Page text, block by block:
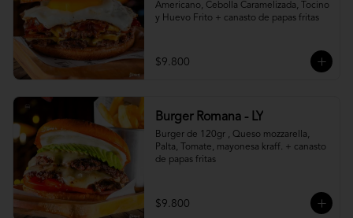
Americano, Cebolla Caramelizada, Tocino
y Huevo Frito + canasto de papas fritas
$9.800
Burger Romana - LY
Burger de 120gr , Queso mozzarella,
Palta, Tomate, mayonesa kraff. + canasto
de papas fritas
$9.800